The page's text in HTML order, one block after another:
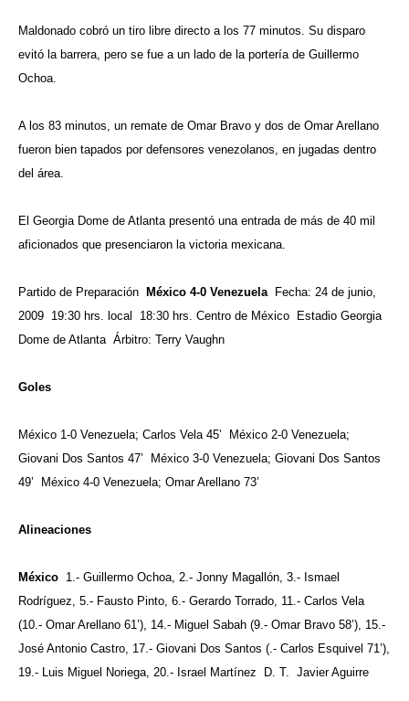
Maldonado cobró un tiro libre directo a los 77 minutos. Su disparo
evitó la barrera, pero se fue a un lado de la portería de Guillermo
Ochoa.
A los 83 minutos, un remate de Omar Bravo y dos de Omar Arellano
fueron bien tapados por defensores venezolanos, en jugadas dentro
del área.
El Georgia Dome de Atlanta presentó una entrada de más de 40 mil
aficionados que presenciaron la victoria mexicana.
Partido de Preparación México 4-0 Venezuela Fecha: 24 de junio,
2009 19:30 hrs. local 18:30 hrs. Centro de México Estadio Georgia
Dome de Atlanta Árbitro: Terry Vaughn
Goles
México 1-0 Venezuela; Carlos Vela 45’ México 2-0 Venezuela;
Giovani Dos Santos 47’ México 3-0 Venezuela; Giovani Dos Santos
49’ México 4-0 Venezuela; Omar Arellano 73’
Alineaciones
México 1.- Guillermo Ochoa, 2.- Jonny Magallón, 3.- Ismael
Rodríguez, 5.- Fausto Pinto, 6.- Gerardo Torrado, 11.- Carlos Vela
(10.- Omar Arellano 61’), 14.- Miguel Sabah (9.- Omar Bravo 58’), 15.-
José Antonio Castro, 17.- Giovani Dos Santos (.- Carlos Esquivel 71’),
19.- Luis Miguel Noriega, 20.- Israel Martínez D. T. Javier Aguirre